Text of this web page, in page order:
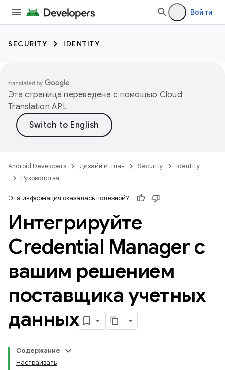
Войти
SECURITY IDENTITY
Эта страница переведена с помощью Cloud
Translation API.
Android Developers Дизайн и план Security
Identity
Руководства
Эта информация оказалась полезной?
Интегрируйте
Credential Manager с
вашим решением
поставщика учетных
данных
Содержание
Настраивать